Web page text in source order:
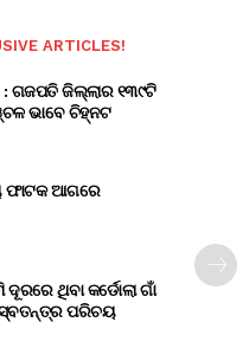
ARTICLES!
ଗଜପତି ଜିଲ୍ଲାର ୧୩୯ଟି
ଭାବେ ଚିହ୍ନଟ
ଫାଟକ ଆଗରେ
ଥିବା କର୍ଡୋଲା ଗାଁ
ସ୍ବତନ୍ତ୍ର ପରିଚୟ